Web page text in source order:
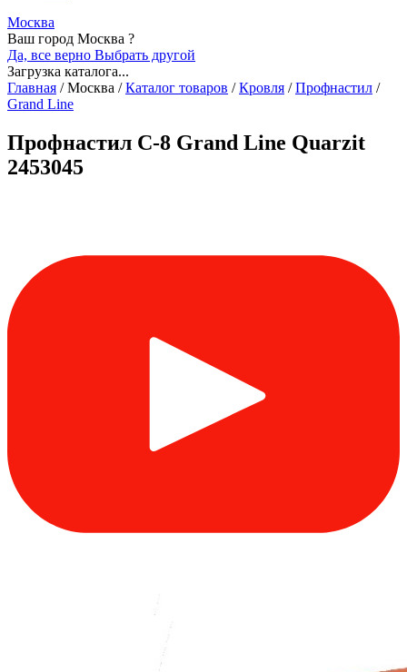
Москва
Ваш город Москва ?
Да, все верно Выбрать другой
Загрузка каталога...
Главная /Москва / Каталог товаров / Кровля / Профнастил /
Grand Line
Профнастил С-8 Grand Line Quarzit
2453045